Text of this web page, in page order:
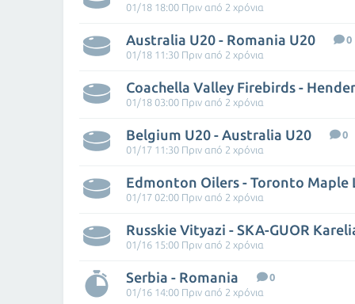
01/18 18:00 Πριν από 2 χρόνια
Australia U20 - Romania U20
0
01/18 11:30 Πριν από 2 χρόνια
01/18 03:00 Πριν από 2 χρόνια
Belgium U20 - Australia U20
0
01/17 11:30 Πριν από 2 χρόνια
Edmonton Oilers - Toronto Maple
01/17 02:00 Πριν από 2 χρόνια
Russkie Vityazi - SKA-GUOR
01/16 15:00 Πριν από 2 χρόνια
Serbia - Romania
0
01/16 14:00 Πριν από 2 χρόνια